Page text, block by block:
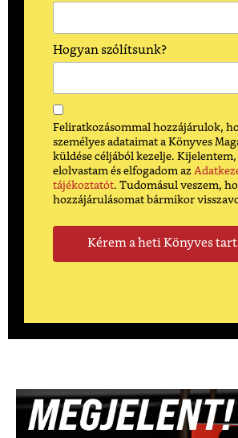
Hogyan szólítsunk?
Feliratkozásommal hozzájárulok,
személyes adataimat a Könyves
küldése céljából kezelje.
elolvastam és elfogadom az
tájékoztatót. Tudomásul veszem,
hozzájárulásomat bármikor